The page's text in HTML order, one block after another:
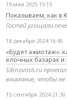
19 мая 2025 15:15
Показываем, как в
Гостей угощали
18 декабря 2024 16:45
«Будет ажиотаж»:
елочных базарах и
Sibnovosti.ru
внимание, чтобы не
15 сентября 2024 21:30